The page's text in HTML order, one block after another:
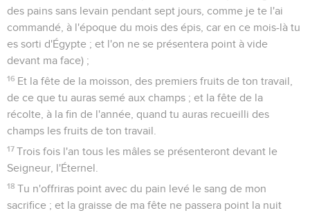
des pains sans levain pendant sept jours, comme je te l'ai
commandé, à l'époque du mois des épis, car en ce mois-là tu
es sorti d'Égypte ; et l'on ne se présentera point à vide
devant ma face) ;
16 Et la fête de la moisson, des premiers fruits de ton travail,
de ce que tu auras semé aux champs ; et la fête de la
récolte, à la fin de l'année, quand tu auras recueilli des
champs les fruits de ton travail.
17 Trois fois l'an tous les mâles se présenteront devant le
Seigneur, l'Éternel.
18 Tu n'offriras point avec du pain levé le sang de mon
sacrifice ; et la graisse de ma fête ne passera point la nuit